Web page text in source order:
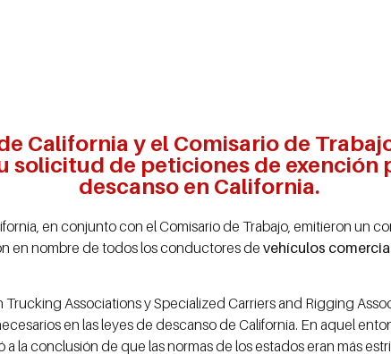
California y el Comisario de
solicitud de peticiones de exención
descanso en California.
en conjunto con el Comisario de Trabajo, emitieron un
en nombre de todos los conductores de vehículos
Associations y Specialized Carriers and Rigging
en las leyes de descanso de California. En aquel
la conclusión de que las normas de los estados eran más